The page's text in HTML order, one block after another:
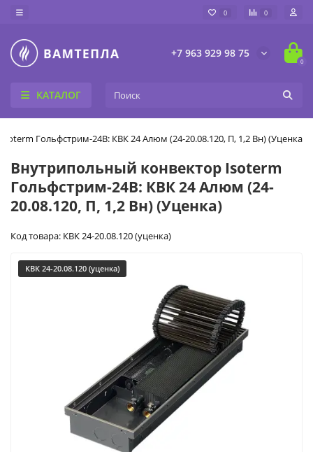
0 0
+7 963 929 98 75
0
КАТАЛОГ
Гольфстрим-24В: КВК 24 Алюм (24-20.08.120, П, 1,2 Вн) (Уценка)
Внутрипольный конвектор Isoterm
Гольфстрим-24В: КВК 24 Алюм (24-
20.08.120, П, 1,2 Вн) (Уценка)
Код товара: КВК 24-20.08.120 (уценка)
КВК 24-20.08.120 (уценка)